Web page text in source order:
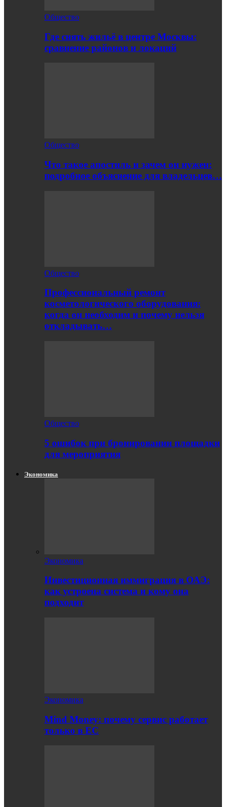
Общество
Где снять жильё в центре Москвы:
сравнение районов и локаций
Общество
Что такое апостиль и зачем он нужен:
подробное объяснение для владельцев…
Общество
Профессиональный ремонт
косметологического оборудования:
когда он необходим и почему нельзя
откладывать…
Общество
5 ошибок при бронировании площадки
для мероприятия
Экономика
Экономика
Инвестиционная иммиграция в ОАЭ:
как устроена система и кому она
подходит
Экономика
Mind Money: почему сервис работает
только в ЕС